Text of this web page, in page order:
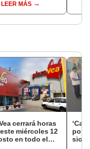
LEER MÁS
cerrará horas
miércoles 12
en todo el
por